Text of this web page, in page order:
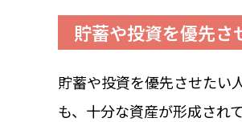
貯蓄や投資を優先さ
貯蓄や投資を優先させたい
も、十分な資産が形成され